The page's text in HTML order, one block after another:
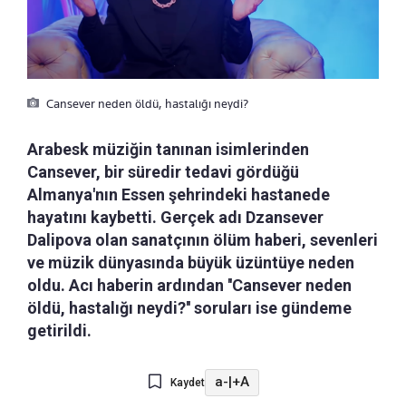
Cansever neden öldü, hastalığı neydi?
Arabesk müziğin tanınan isimlerinden
Cansever, bir süredir tedavi gördüğü
Almanya'nın Essen şehrindeki hastanede
hayatını kaybetti. Gerçek adı Dzansever
Dalipova olan sanatçının ölüm haberi, sevenleri
ve müzik dünyasında büyük üzüntüye neden
oldu. Acı haberin ardından ''Cansever neden
öldü, hastalığı neydi?'' soruları ise gündeme
getirildi.
Kaydet a- +A